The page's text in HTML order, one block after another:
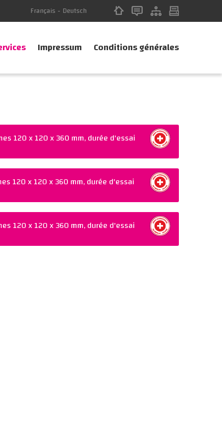
Français - Deutsch
Impressum Conditions générales
120 x 120 x 360 mm, durée d'essai
120 x 120 x 360 mm, durée d'essai
120 x 120 x 360 mm, durée d'essai